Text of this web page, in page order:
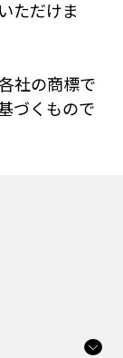
ただけま
社の商標で
づくもので